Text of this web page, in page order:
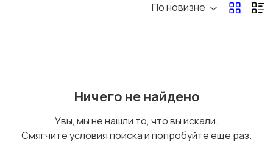
Аксессуары
стабилизаторы
оборудование
По новизне
Ничего не найдено
Увы, мы не нашли то, что вы искали.
Смягчите условия поиска и попробуйте еще раз.